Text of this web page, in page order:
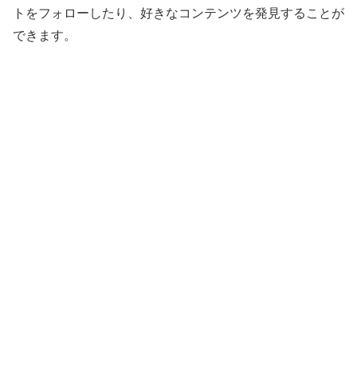
トをフォローしたり、好きなコンテンツを発見することが
できます。